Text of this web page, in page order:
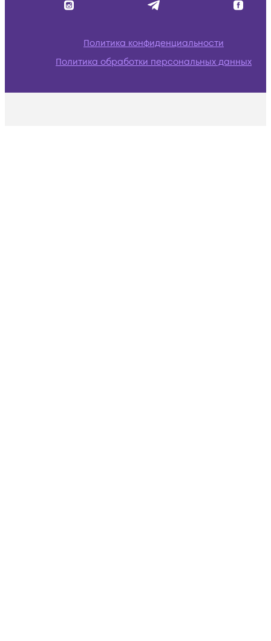
Политика конфиденциальности
Политика обработки персональных данных